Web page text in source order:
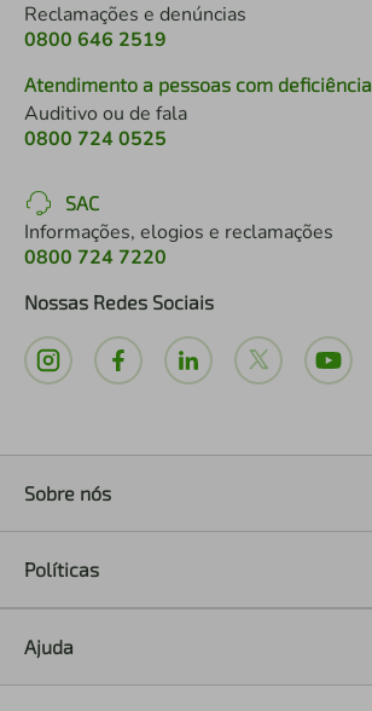
Reclamações e denúncias
0800 646 2519
Atendimento a pessoas com deficiência
Auditivo ou de fala
0800 724 0525
SAC
Informações, elogios e reclamações
0800 724 7220
Nossas Redes Sociais
Sobre nós
Políticas
Ajuda